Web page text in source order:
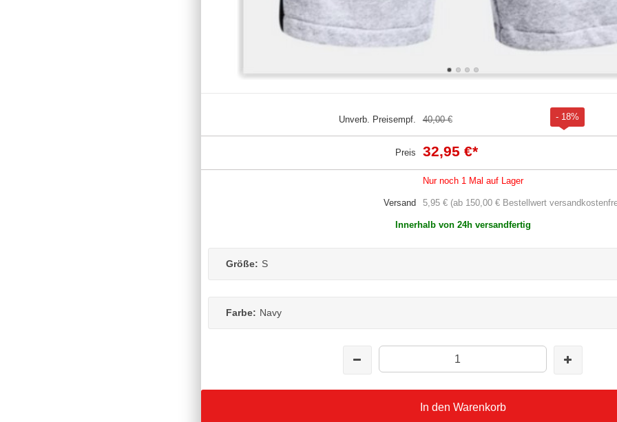
Unverb. Preisempf. 40,00 € - 18%
Preis 32,95 €*
Nur noch 1 Mal auf Lager
Versand 5,95 € (ab 150,00 € Bestellwert
Innerhalb von 24h versandfertig
Größe: S
Farbe: Navy
In den Warenkorb